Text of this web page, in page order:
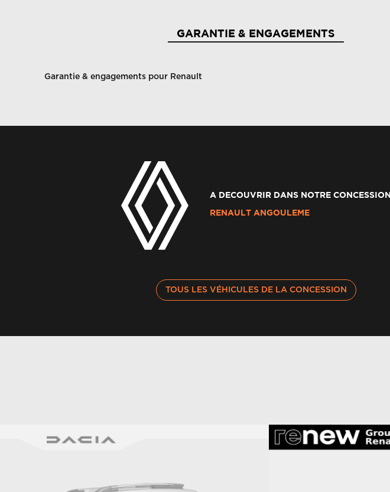
GARANTIE & ENGAGEMENTS
Garantie & engagements pour Renault
A DECOUVRIR DANS NOTRE CONCESSION
RENAULT ANGOULEME
TOUS LES VÉHICULES DE LA CONCESSION